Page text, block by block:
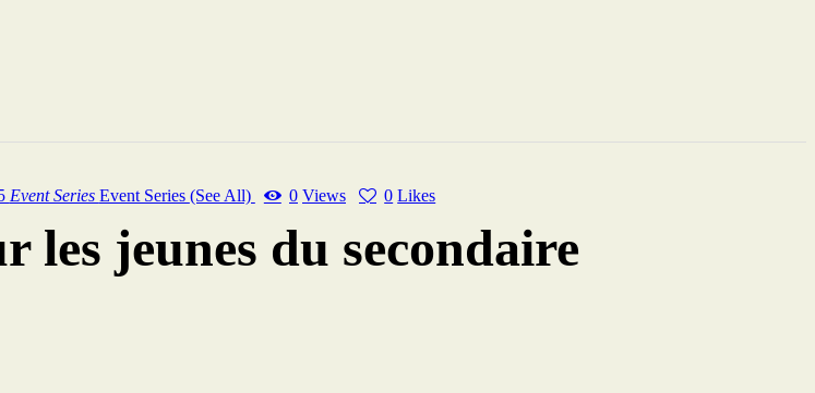
Event Series Event Series (See All) 0 Views 0 Likes
les jeunes du secondaire